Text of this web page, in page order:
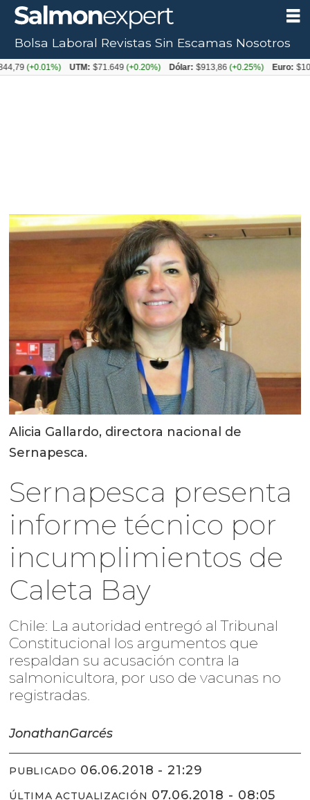
Alicia Gallardo, directora nacional de
Sernapesca.
Sernapesca presenta
informe técnico por
incumplimientos de
Caleta Bay
Chile: La autoridad entregó al Tribunal
Constitucional los argumentos que
respaldan su acusación contra la
salmonicultora, por uso de vacunas no
registradas.
JonathanGarcés
PUBLICADO 06.06.2018 - 21:29
ÚLTIMA ACTUALIZACIÓN 07.06.2018 - 08:05
Bolsa Laboral Revistas Sin Escamas Nosotros
UTM: $71.649(+0.20%) Dólar: $913,86(+0.25%) Euro: $1053,08